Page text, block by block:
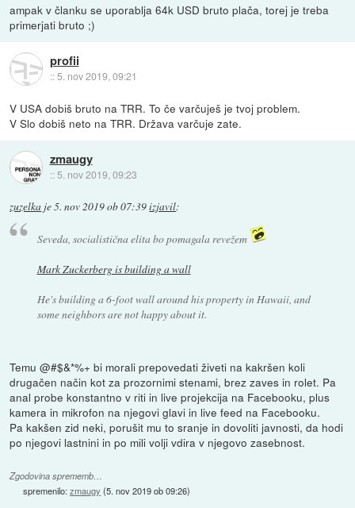
ampak v članku se uporablja 64k USD bruto plača, torej je treba
primerjati bruto ;)
profii
::5. nov 2019, 09:21
V USA dobiš bruto na TRR. To če varčuješ je tvoj problem.
V Slo dobiš neto na TRR. Država varčuje zate.
zmaugy
:: 5. nov 2019, 09:23
zuzelka je5. nov 2019 ob 07:39izjavil:
Seveda, socialistična elita bo pomagala revežem
Mark Zuckerberg is building a wall
He's building a 6-foot wall around his property in Hawaii, and
some neighbors are not happy about it.
Temu @#$&*%+ bi morali prepovedati živeti na kakršen koli
drugačen način kot za prozornimi stenami, brez zaves in rolet. Pa
anal probe konstantno v riti in live projekcija na Facebooku, plus
kamera in mikrofon na njegovi glavi in live feed na Facebooku.
Pa kakšen zid neki, porušit mu to sranje in dovoliti javnosti, da hodi
po njegovi lastnini in po mili volji vdira v njegovo zasebnost.
Zgodovina sprememb…
spremenilo:zmaugy (5. nov 2019 ob 09:26)